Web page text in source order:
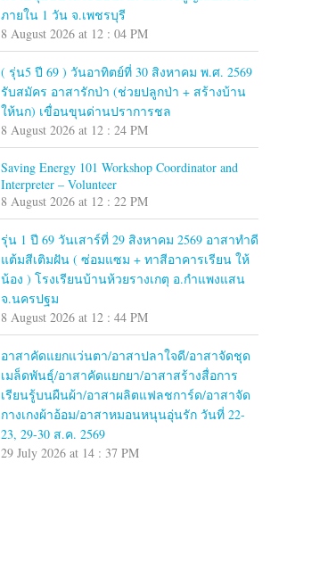
ภายใน 1 วัน จ.เพชรบุรี
8 August 2026 at 12 : 04 PM
( รุ่น5 ปี 69 ) วันอาทิตย์ที่ 30 สิงหาคม พ.ศ. 2569
รับสมัคร อาสารักป่า (ช่วยปลูกป่า + สร้างบ้าน
ให้นก) เขื่อนขุนด่านปราการชล
8 August 2026 at 12 : 24 PM
Saving Energy 101 Workshop Coordinator and
Interpreter – Volunteer
8 August 2026 at 12 : 22 PM
รุ่น 1 ปี 69 วันเสาร์ที่ 29 สิงหาคม 2569 อาสาทำดี
แต้มสีเติมฝัน ( ซ่อมแซม + ทาสีอาคารเรียน ให้
น้อง ) โรงเรียนบ้านห้วยรางเกตุ อ.กำแพงแสน
จ.นครปฐม
8 August 2026 at 12 : 44 PM
อาสาคัดแยกแว่นตา/อาสาปลาใจดี/อาสาจัดชุด
เมล็ดพันธุ์/อาสาคัดแยกยา/อาสาสร้างสื่อการ
เรียนรู้บนผืนผ้า/อาสาผลิตแฟลชการ์ด/อาสาจัด
กางเกงผ้าอ้อม/อาสาหมอนหนุนอุ่นรัก วันที่ 22-
23, 29-30 ส.ค. 2569
29 July 2026 at 14 : 37 PM